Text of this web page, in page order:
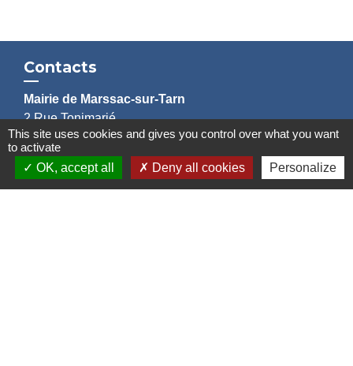
Contacts
Mairie de Marssac-sur-Tarn
2 Rue Tonimarié
81150 Marssac-sur-Tarn - FRANCE
+33 5 63 55 40 47
accueil@marssac-sur-tarn.fr
This site uses cookies and gives you control over what you want
to activate
OK, accept all
Deny all cookies Personalize